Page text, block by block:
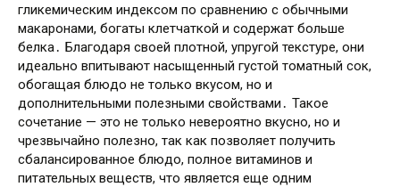
гликемическим индексом по сравнению с обычными
макаронами, богаты клетчаткой и содержат больше
белка․ Благодаря своей плотной, упругой текстуре, они
идеально впитывают насыщенный густой томатный сок,
обогащая блюдо не только вкусом, но и
дополнительными полезными свойствами․ Такое
сочетание — это не только невероятно вкусно, но и
чрезвычайно полезно, так как позволяет получить
сбалансированное блюдо, полное витаминов и
питательных веществ, что является еще одним